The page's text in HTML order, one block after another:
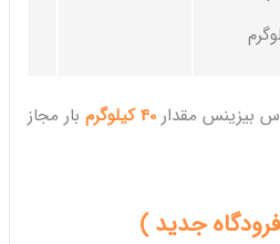
بیزینس مقدار 40 کیلوگرم
بار مجاز
جدید )